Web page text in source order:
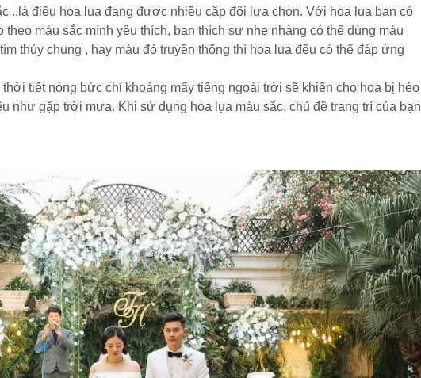
..là điều hoa lụa đang được nhiều cặp đôi lựa chọn. Với hoa lụa bạn có
theo màu sắc mình yêu thích, bạn thích sự nhẹ nhàng có thể dùng màu
thủy chung , hay màu đỏ truyền thống thì hoa lụa đều có thể đáp ứng
tiết nóng bức chỉ khoảng mấy tiếng ngoài trời sẽ khiến cho hoa bị héo
như gặp trời mưa. Khi sử dụng hoa lụa màu sắc, chủ đề trang trí của bạn